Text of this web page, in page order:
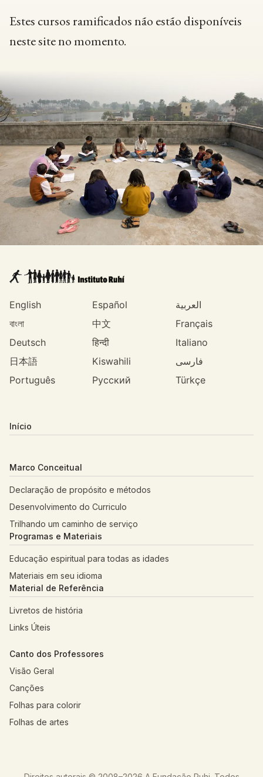
Estes cursos ramificados não estão disponíveis
neste site no momento.
English Español
العربية
বাংলা
中文
Français
Deutsch
हिन्दी
Italiano
日本語
Kiswahili
فارسی
Português
Русский Türkçe
Início
Marco Conceitual
Declaração de propósito e métodos
Desenvolvimento do Curriculo
Trilhando um caminho de serviço
Programas e Materiais
Educação espiritual para todas as idades
Materiais em seu idioma
Material de Referência
Livretos de história
Links Úteis
Canto dos Professores
Visão Geral
Canções
Folhas para colorir
Folhas de artes